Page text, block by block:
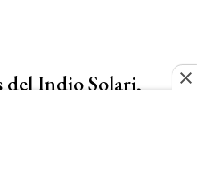
del Indio Solari,